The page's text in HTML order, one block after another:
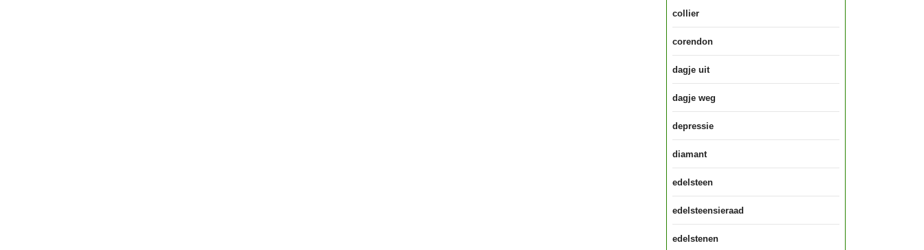
collier
corendon
dagje uit
dagje weg
depressie
diamant
edelsteen
edelsteensieraad
edelstenen